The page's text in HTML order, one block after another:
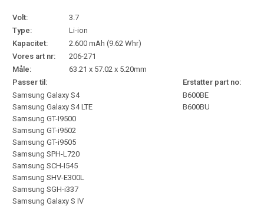
Volt:
3.7
Type:
Li-ion
Kapacitet:
2.600 mAh (9.62 Whr)
Vores art nr:
206-271
Måle:
63.21 x 57.02 x 5.20mm
Passer til:
Erstatter part no:
Samsung Galaxy S4
Samsung Galaxy S4 LTE
Samsung GT-I9500
Samsung GT-i9502
Samsung GT-i9505
Samsung SPH-L720
Samsung SCH-I545
Samsung SHV-E300L
Samsung SGH-i337
Samsung Galaxy S IV
B600BE
B600BU